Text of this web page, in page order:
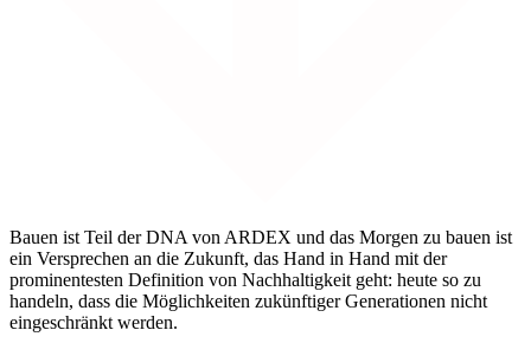
Bauen ist Teil der DNA von ARDEX und das Morgen zu bauen ist
ein Versprechen an die Zukunft, das Hand in Hand mit der
prominentesten Definition von Nachhaltigkeit geht: heute so zu
handeln, dass die Möglichkeiten zukünftiger Generationen nicht
eingeschränkt werden.